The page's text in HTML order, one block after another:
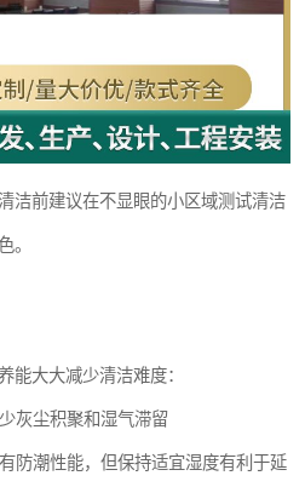
洁前建议在不显眼的小区域测试清洁
。
能大大减少清洁难度：
灰尘积聚和湿气滞留
防潮性能，但保持适宜湿度有利于延